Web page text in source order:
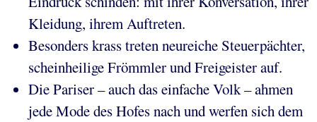
Kleidung, ihrem Auftreten.
Besonders krass treten neureiche Steuerpächter,
scheinheilige Frömmler und Freigeister auf.
Die Pariser – auch das einfache Volk – ahmen
jede Mode des Hofes nach und werfen sich dem